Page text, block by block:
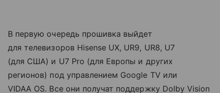
В первую очередь прошивка выйдет
для телевизоров Hisense UX, UR9, UR8, U7
(для США) и U7 Pro (для Европы и других
регионов) под управлением Google TV или
VIDAA OS. Все они получат поддержку Dolby Vision